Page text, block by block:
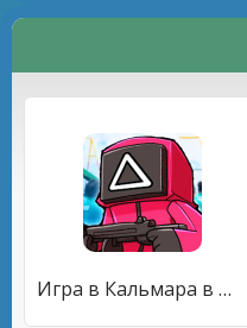
Игра в Кальмара в Minecraft PE